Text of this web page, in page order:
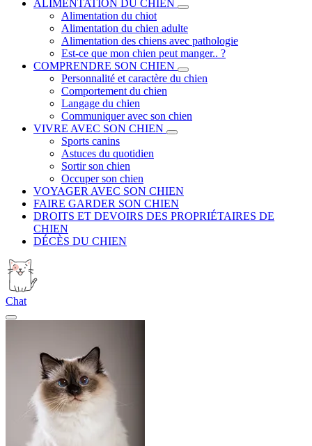
ALIMENTATION DU CHIEN
Alimentation du chiot
Alimentation du chien adulte
Alimentation des chiens avec pathologie
Est-ce que mon chien peut manger.. ?
COMPRENDRE SON CHIEN
Personnalité et caractère du chien
Comportement du chien
Langage du chien
Communiquer avec son chien
VIVRE AVEC SON CHIEN
Sports canins
Astuces du quotidien
Sortir son chien
Occuper son chien
VOYAGER AVEC SON CHIEN
FAIRE GARDER SON CHIEN
DROITS ET DEVOIRS DES PROPRIÉTAIRES DE
CHIEN
DÉCÈS DU CHIEN
Chat